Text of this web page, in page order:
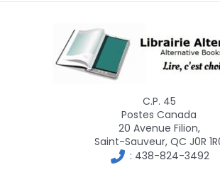
C.P. 45
Postes Canada
20 Avenue Filion,
Saint-Sauveur, QC J0R
: 438-824-3492